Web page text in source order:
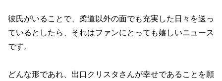
彼氏がいることで、柔道以外の面でも充実した日々を送っ
ているとしたら、それはファンにとっても嬉しいニュース
です。
どんな形であれ、出口クリスタさんが幸せであることを願